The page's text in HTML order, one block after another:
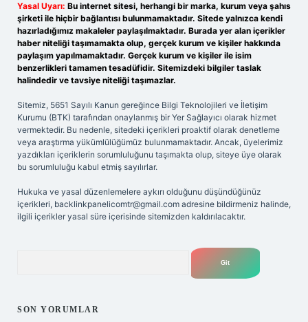
Yasal Uyarı: Bu internet sitesi, herhangi bir marka, kurum veya şahıs
şirketi ile hiçbir bağlantısı bulunmamaktadır. Sitede yalnızca kendi
hazırladığımız makaleler paylaşılmaktadır. Burada yer alan içerikler
haber niteliği taşımamakta olup, gerçek kurum ve kişiler hakkında
paylaşım yapılmamaktadır. Gerçek kurum ve kişiler ile isim
benzerlikleri tamamen tesadüfidir. Sitemizdeki bilgiler taslak
halindedir ve tavsiye niteliği taşımazlar.
Sitemiz, 5651 Sayılı Kanun gereğince Bilgi Teknolojileri ve İletişim
Kurumu (BTK) tarafından onaylanmış bir Yer Sağlayıcı olarak hizmet
vermektedir. Bu nedenle, sitedeki içerikleri proaktif olarak denetleme
veya araştırma yükümlülüğümüz bulunmamaktadır. Ancak, üyelerimiz
yazdıkları içeriklerin sorumluluğunu taşımakta olup, siteye üye olarak
bu sorumluluğu kabul etmiş sayılırlar.
Hukuka ve yasal düzenlemelere aykırı olduğunu düşündüğünüz
içerikleri, backlinkpanelicomtr@gmail.com adresine bildirmeniz halinde,
ilgili içerikler yasal süre içerisinde sitemizden kaldırılacaktır.
SON YORUMLAR